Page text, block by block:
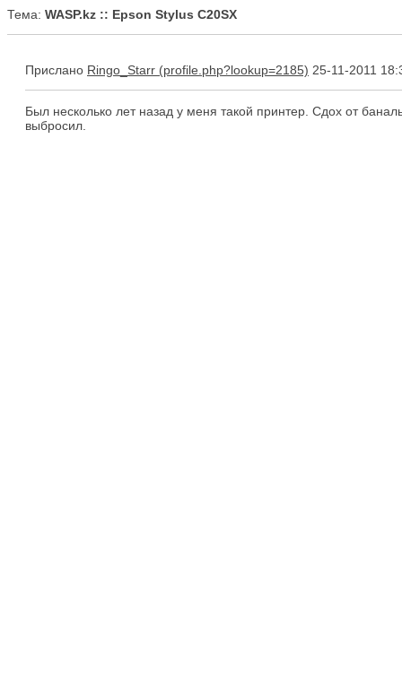
Тема: WASP.kz :: Epson Stylus C20SX
Прислано Ringo_Starr 25-11-2011
Был несколько лет назад у меня такой принтер. Сдох от
выбросил.